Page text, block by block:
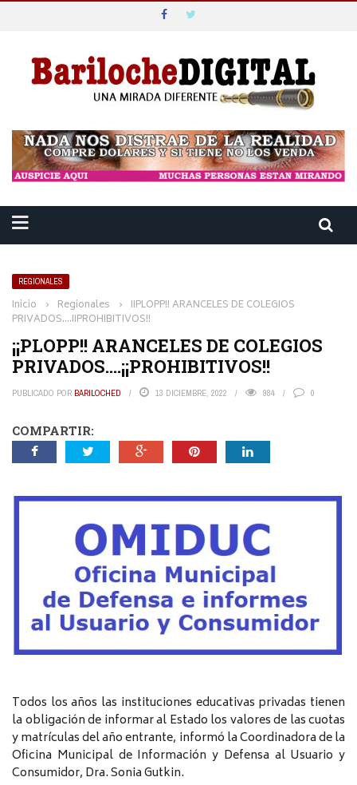
REGIONALES
Inicio › Regionales › ¡¡PLOPP!! ARANCELES DE COLEGIOS
PRIVADOS….¡¡PROHIBITIVOS!!
¡¡PLOPP!! ARANCELES DE COLEGIOS
PRIVADOS….¡¡PROHIBITIVOS!!
PUBLICADO POR BARILOCHED 13 DICIEMBRE, 2022 984 0
COMPARTIR:
Todos los años las instituciones educativas privadas tienen
la obligación de informar al Estado los valores de las cuotas
y matrículas del año entrante, informó la Coordinadora de la
Oficina Municipal de Información y Defensa al Usuario y
Consumidor, Dra. Sonia Gutkin.